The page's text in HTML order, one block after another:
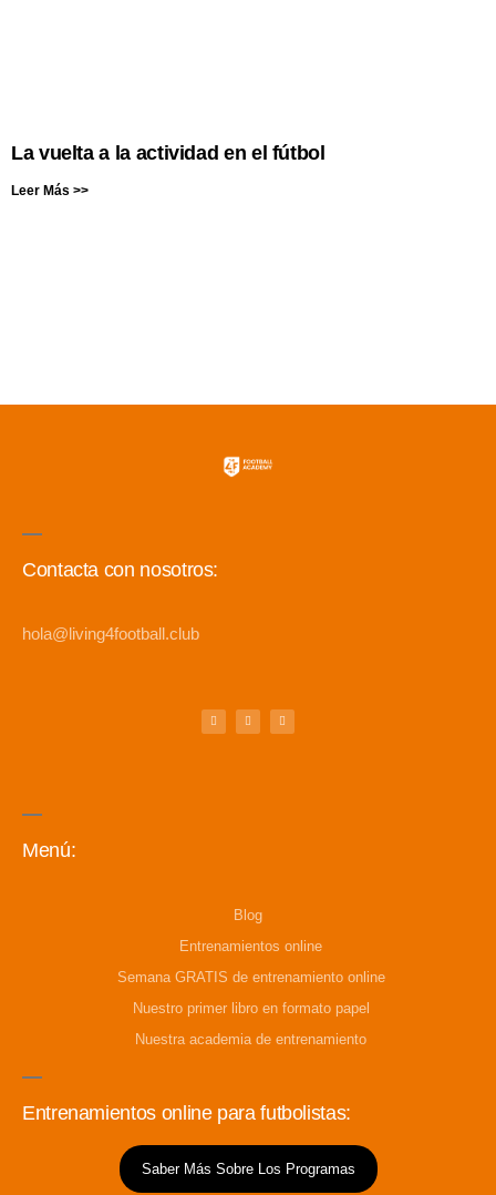
La vuelta a la actividad en el fútbol
Leer Más >>
Contacta con nosotros:
hola@living4football.club
Menú:
Blog
Entrenamientos online
Semana GRATIS de entrenamiento online
Nuestro primer libro en formato papel
Nuestra academia de entrenamiento
Entrenamientos online para futbolistas:
Saber Más Sobre Los Programas